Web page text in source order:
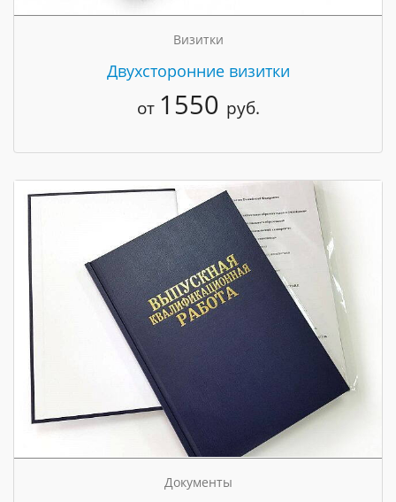
Визитки
Двухсторонние визитки
от 1550 руб.
Документы